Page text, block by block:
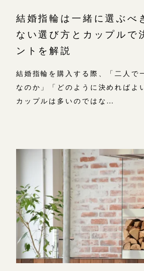
結婚指輪は一緒に選ぶべ
ない選び方とカップルで
ントを解説
結婚指輪を購入する際、「二人で
なのか」「どのように決めればよ
カップルは多いのではな…